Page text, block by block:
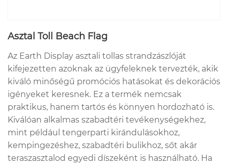
Asztal Toll Beach Flag
Az Earth Display asztali tollas strandzászlóját
kifejezetten azoknak az ügyfeleknek tervezték, akik
kiváló minőségű promóciós hatásokat és dekorációs
igényeket keresnek. Ez a termék nemcsak
praktikus, hanem tartós és könnyen hordozható is.
Kiválóan alkalmas szabadtéri tevékenységekhez,
mint például tengerparti kirándulásokhoz,
kempingezéshez, szabadtéri bulikhoz, sőt akár
teraszasztalod egyedi díszeként is használható. Ha